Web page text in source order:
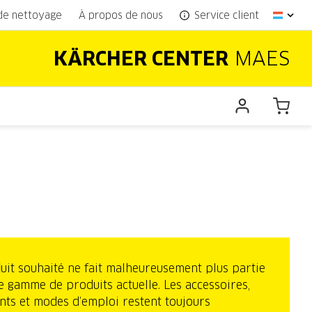
nettoyage À propos de nous Service client
KÄRCHER CENTER MAES
souhaité ne fait malheureusement plus partie
gamme de produits actuelle. Les accessoires,
et modes d’emploi restent toujours